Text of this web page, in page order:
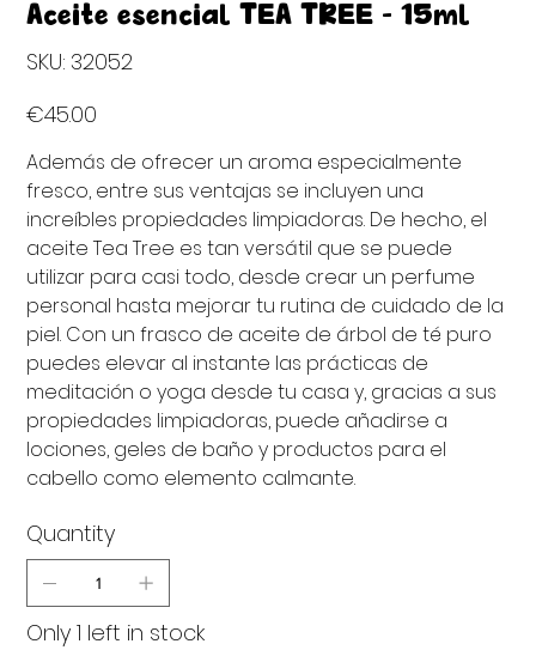
Aceite esencial TEA TREE - 15ml
SKU: 32052
32052
€45.00
Además de ofrecer un aroma especialmente
fresco, entre sus ventajas se incluyen una
increíbles propiedades limpiadoras. De hecho, el
aceite Tea Tree es tan versátil que se puede
utilizar para casi todo, desde crear un perfume
personal hasta mejorar tu rutina de cuidado de la
piel. Con un frasco de aceite de árbol de té puro
puedes elevar al instante las prácticas de
meditación o yoga desde tu casa y, gracias a sus
propiedades limpiadoras, puede añadirse a
lociones, geles de baño y productos para el
cabello como elemento calmante.
Quantity
Only 1 left in stock